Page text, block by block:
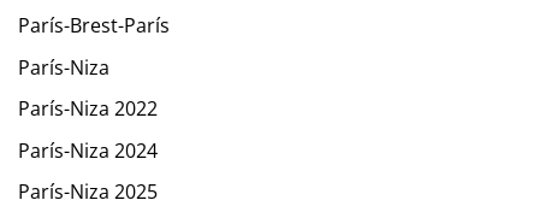
París-Brest-París
París-Niza
París-Niza 2022
París-Niza 2024
París-Niza 2025